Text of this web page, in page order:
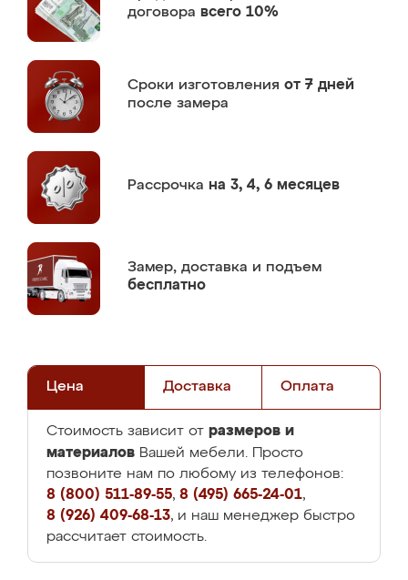
договора всего 10%
Сроки изготовления от 7 дней
после замера
Рассрочка на 3, 4, 6 месяцев
Замер, доставка и подъем
бесплатно
Цена Доставка Оплата
Стоимость зависит от размеров и
материалов Вашей мебели. Просто
позвоните нам по любому из телефонов:
8 (800) 511-89-55, 8 (495) 665-24-01,
8 (926) 409-68-13, и наш менеджер быстро
рассчитает стоимость.